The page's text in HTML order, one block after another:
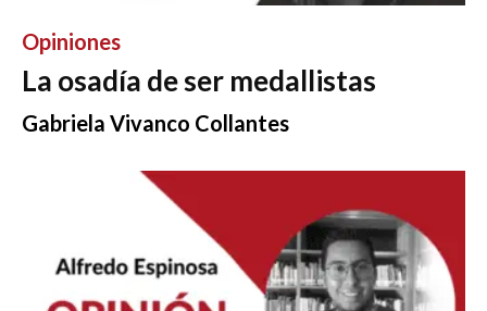
Opiniones
La osadía de ser medallistas
Gabriela Vivanco Collantes